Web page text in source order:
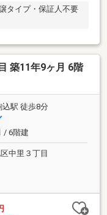
タイプ・保証人不要
築11年9ヶ月 6階
込駅 徒歩8分
/ 6階建
中里３丁目